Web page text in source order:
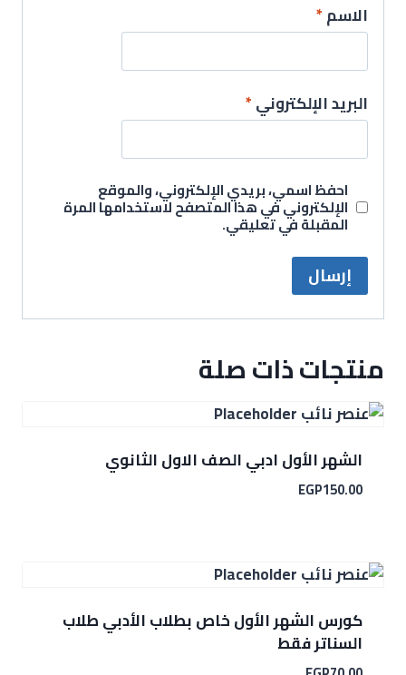
الاسم*
البريد الإلكتروني*
احفظ اسمي، بريدي الإلكتروني، والموقع
الإلكتروني في هذا المتصفح لاستخدامها المرة
المقبلة في تعليقي.
منتجات ذات صلة
الشهر الأول ادبي الصف الاول الثانوي
EGP150.00
كورس الشهر الأول خاص بطلاب الأدبي طلاب
السناتر فقط